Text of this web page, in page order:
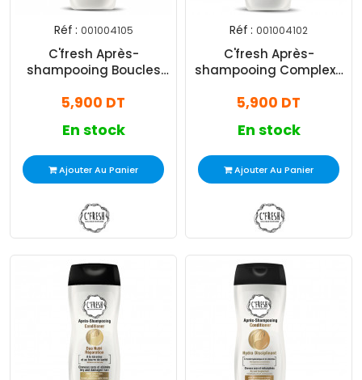
Réf : 001004105
C'fresh Après-
shampooing Boucles
Bouclés 350ml
5,900 DT
En stock
Ajouter Au Panier
Réf : 001004102
C'fresh Après-
shampooing Complexe
Desséchés Et Fourchus
5,900 DT
En stock
Ajouter Au Panier